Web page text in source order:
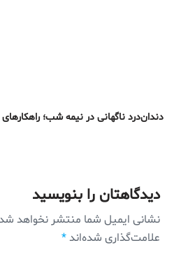
دندان‌درد ناگهانی در نیمه شب؛ راهکارهای
دیدگاهتان را بنویسید
نشانی ایمیل شما منتشر نخواهد
علامت‌گذاری شده‌اند*